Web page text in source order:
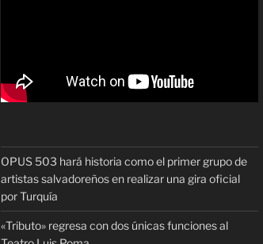
OPUS 503 hará historia como el primer grupo de
artistas salvadoreños en realizar una gira oficial
por Turquía
«Tributo» regresa con dos únicas funciones al